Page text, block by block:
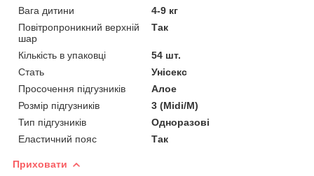
Вага дитини
4-9 кг
Повітропроникний верхній
шар
Так
Кількість в упаковці
54 шт.
Стать
Унісекс
Просочення підгузників
Алое
Розмір підгузників
3 (Midi/M)
Тип підгузників
Одноразові
Еластичний пояс
Так
Приховати